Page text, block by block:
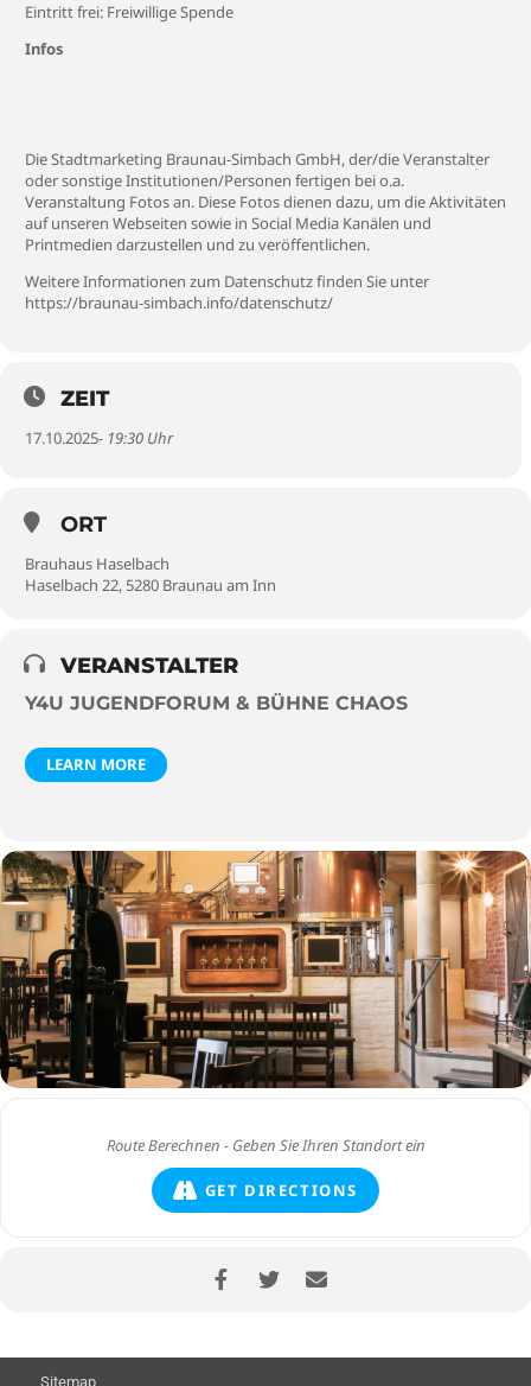
Eintritt frei: Freiwillige Spende
Infos
Die Stadtmarketing Braunau-Simbach GmbH, der/die Veranstalter
oder sonstige Institutionen/Personen fertigen bei o.a.
Veranstaltung Fotos an. Diese Fotos dienen dazu, um die Aktivitäten
auf unseren Webseiten sowie in Social Media Kanälen und
Printmedien darzustellen und zu veröffentlichen.
Weitere Informationen zum Datenschutz finden Sie unter
https://braunau-simbach.info/datenschutz/
ZEIT
17.10.2025- 19:30 Uhr
ORT
Brauhaus Haselbach
Haselbach 22, 5280 Braunau am Inn
VERANSTALTER
Y4U JUGENDFORUM & BÜHNE CHAOS
LEARN MORE
GET DIRECTIONS
Sitemap